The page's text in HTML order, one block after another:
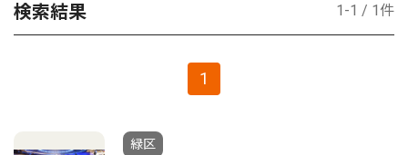
検索結果 1-1 / 1件
1
緑区